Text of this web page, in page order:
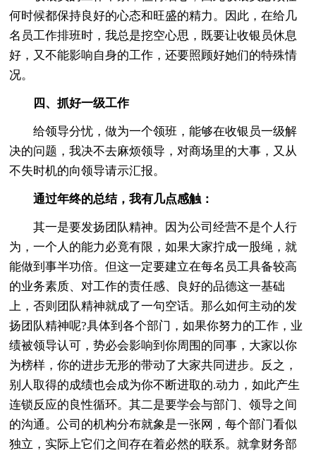
何时候都保持良好的心态和旺盛的精力。因此，在给几
名员工作排班时，我总是挖空心思，既要让收银员休息
好，又不能影响自身的工作，还要照顾好她们的特殊情
况。
四、抓好一级工作
给领导分忧，做为一个领班，能够在收银员一级解
决的问题，我决不去麻烦领导，对商场里的大事，又从
不失时机的向领导请示汇报。
通过年终的总结，我有几点感触：
其一是要发扬团队精神。因为公司经营不是个人行
为，一个人的能力必竟有限，如果大家拧成一股绳，就
能做到事半功倍。但这一定要建立在每名员工具备较高
的业务素质、对工作的责任感、良好的品德这一基础
上，否则团队精神就成了一句空话。那么如何主动的发
扬团队精神呢?具体到各个部门，如果你努力的工作，业
绩被领导认可，势必会影响到你周围的同事，大家以你
为榜样，你的进步无形的带动了大家共同进步。反之，
别人取得的成绩也会成为你不断进取的.动力，如此产生
连锁反应的良性循环。其二是要学会与部门、领导之间
的沟通。公司的机构分布就象是一张网，每个部门看似
独立，实际上它们之间存在着必然的联系。就拿财务部